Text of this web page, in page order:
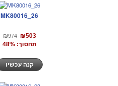
MK80016_26
₪974 ₪503
תחסוך: 48%
קנה עכשיו